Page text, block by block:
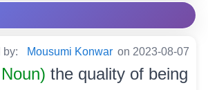
by: Mousumi Konwar on 2023-08-07
the quality of being